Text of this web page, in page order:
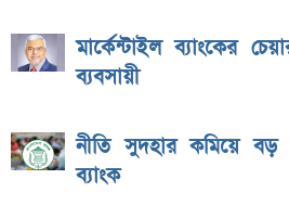
মার্কেন্টাইল ব্যাংকের
ব্যবসায়ী
নীতি সুদহার কমিয়ে বড়
ব্যাংক